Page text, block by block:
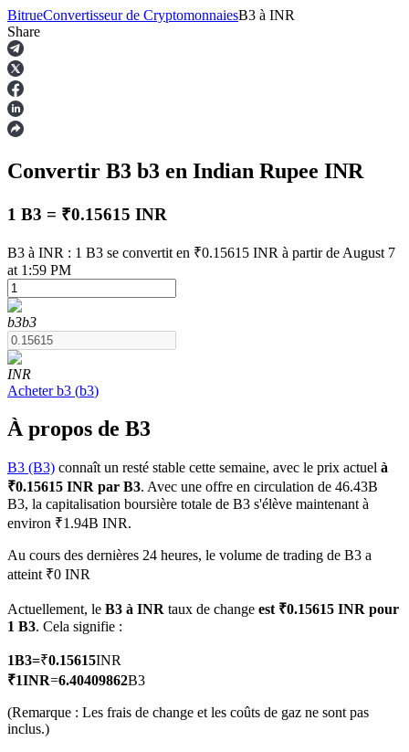
Contrats à terme
Futures COIN-M
TradFi
Produits dérivés sur actions, forex, métaux précieux et matières
premières
BitrueConvertisseur de CryptomonnaiesB3 à INR
Share
Convertir B3 b3 en Indian Rupee INR
1 B3 = ₹0.15615 INR
B3 à INR : 1 B3 se convertit en ₹0.15615 INR à partir de August 7
at 1:59 PM
b3b3
INR
Acheter b3 (b3)
À propos de B3
B3 (B3) connaît un resté stable cette semaine, avec le prix actuel à
₹0.15615 INR par B3. Avec une offre en circulation de 46.43B
B3, la capitalisation boursière totale de B3 s'élève maintenant à
environ ₹1.94B INR.
Au cours des dernières 24 heures, le volume de trading de B3 a
atteint ₹0 INR
Actuellement, le B3 à INR taux de change est ₹0.15615 INR pour
1 B3. Cela signifie :
1B3=₹0.15615INR
₹1INR=6.40409862B3
(Remarque : Les frais de change et les coûts de gaz ne sont pas
inclus.)